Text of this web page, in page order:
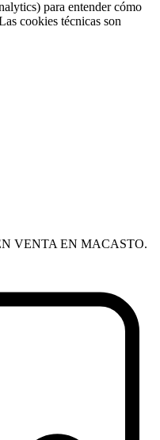
para entender cómo
cookies técnicas son
VENTA EN MACASTO.